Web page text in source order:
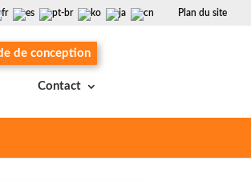
Plan du site
Contact
de conception